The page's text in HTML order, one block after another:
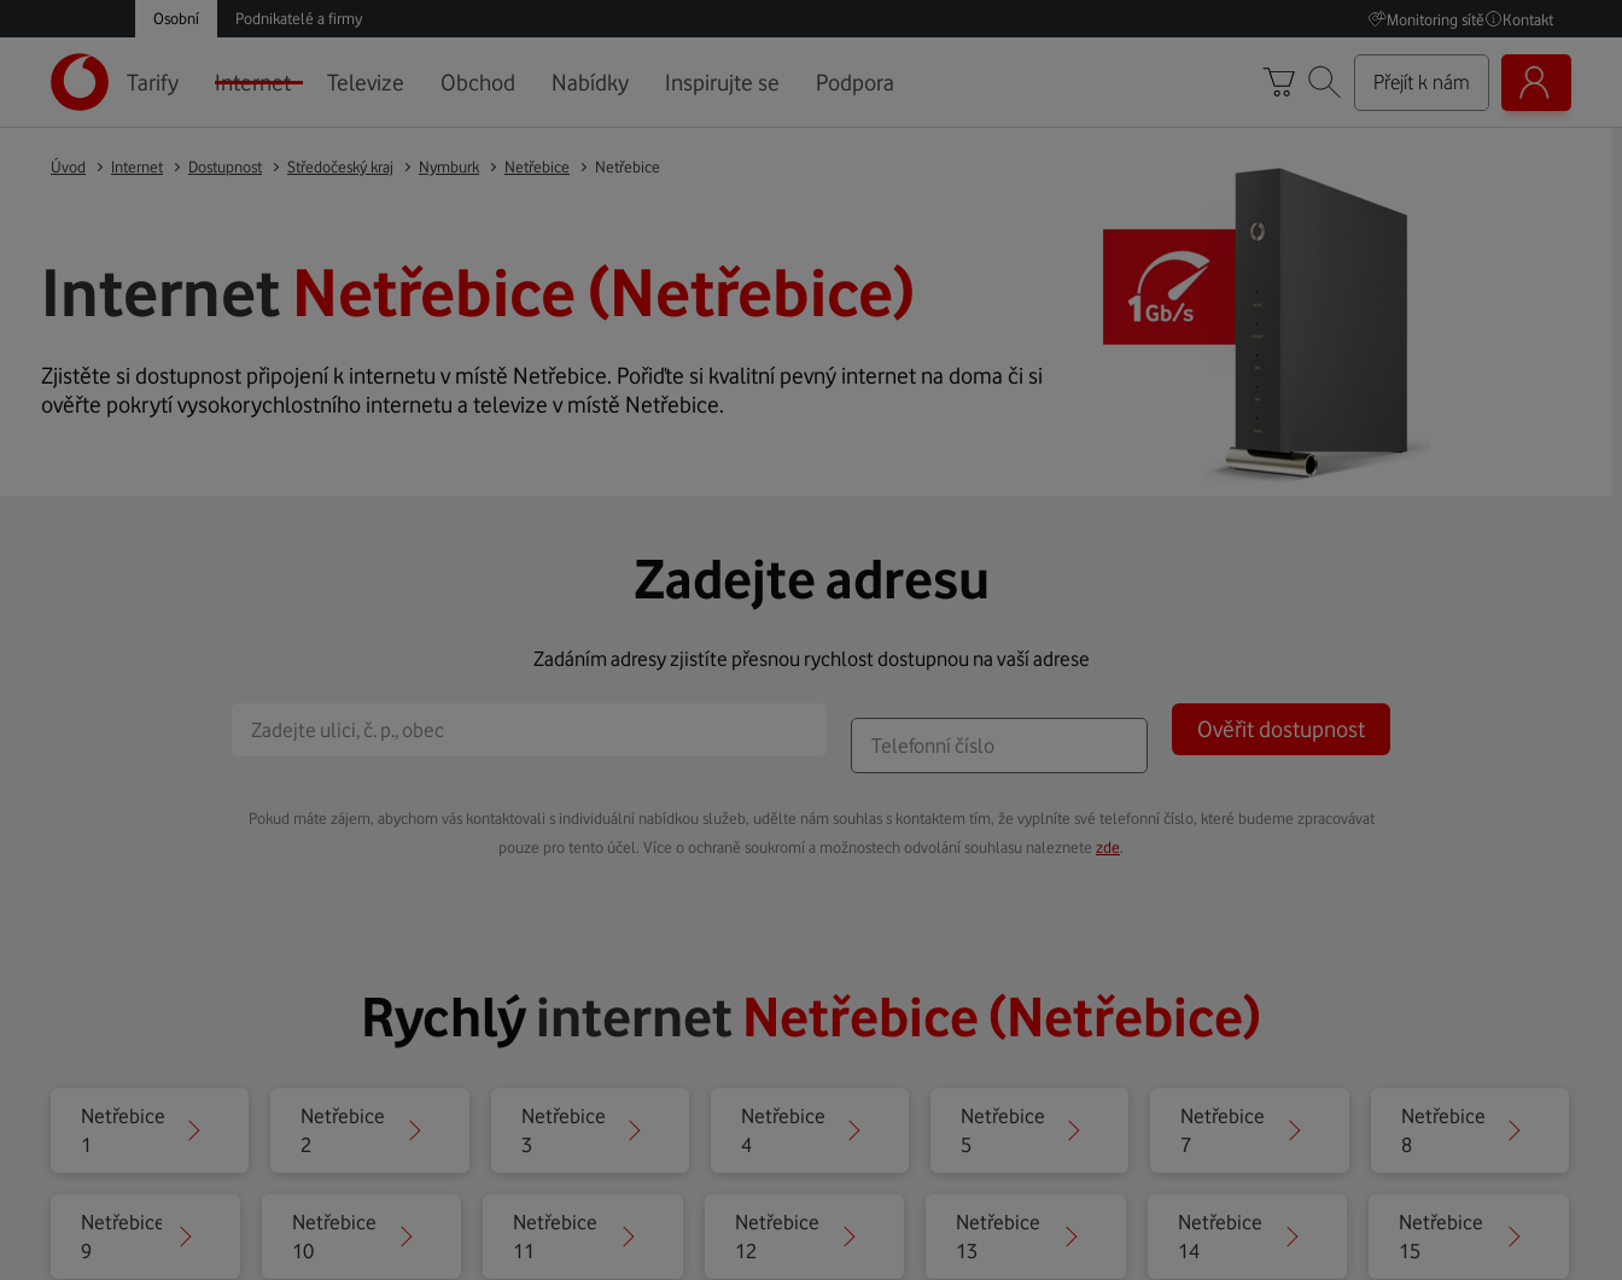
Osobní Podnikatelé a firmy Monitoring sítě Kontakt
Tarify Internet Televize Obchod Nabídky Inspirujte se Podpora Přejít k nám
Úvod Internet Dostupnost Středočeský kraj Nymburk Netřebice Netřebice
Internet Netřebice (Netřebice)
Zjistěte si dostupnost připojení k internetu v místě Netřebice. Pořiďte si kvalitní pevný internet na doma či si
ověřte pokrytí vysokorychlostního internetu a televize v místě Netřebice.
Zadejte adresu
Zadáním adresy zjistíte přesnou rychlost dostupnou na vaší adrese
Ověřit dostupnost
Pokud máte zájem, abychom vás kontaktovali s individuální nabídkou služeb, udělte nám souhlas s kontaktem tím, že vyplníte své telefonní číslo, které budeme zpracovávat
pouze pro tento účel. Více o ochraně soukromí a možnostech odvolání souhlasu naleznete zde
Rychlýinternet Netřebice (Netřebice)
Netřebice
1
Netřebice
2
Netřebice
3
Netřebice
4
Netřebice
5
Netřebice
7
Netřebice
8
Netřebice
9
Netřebice
10
Netřebice
11
Netřebice
12
Netřebice
13
Netřebice
14
Netřebice
15